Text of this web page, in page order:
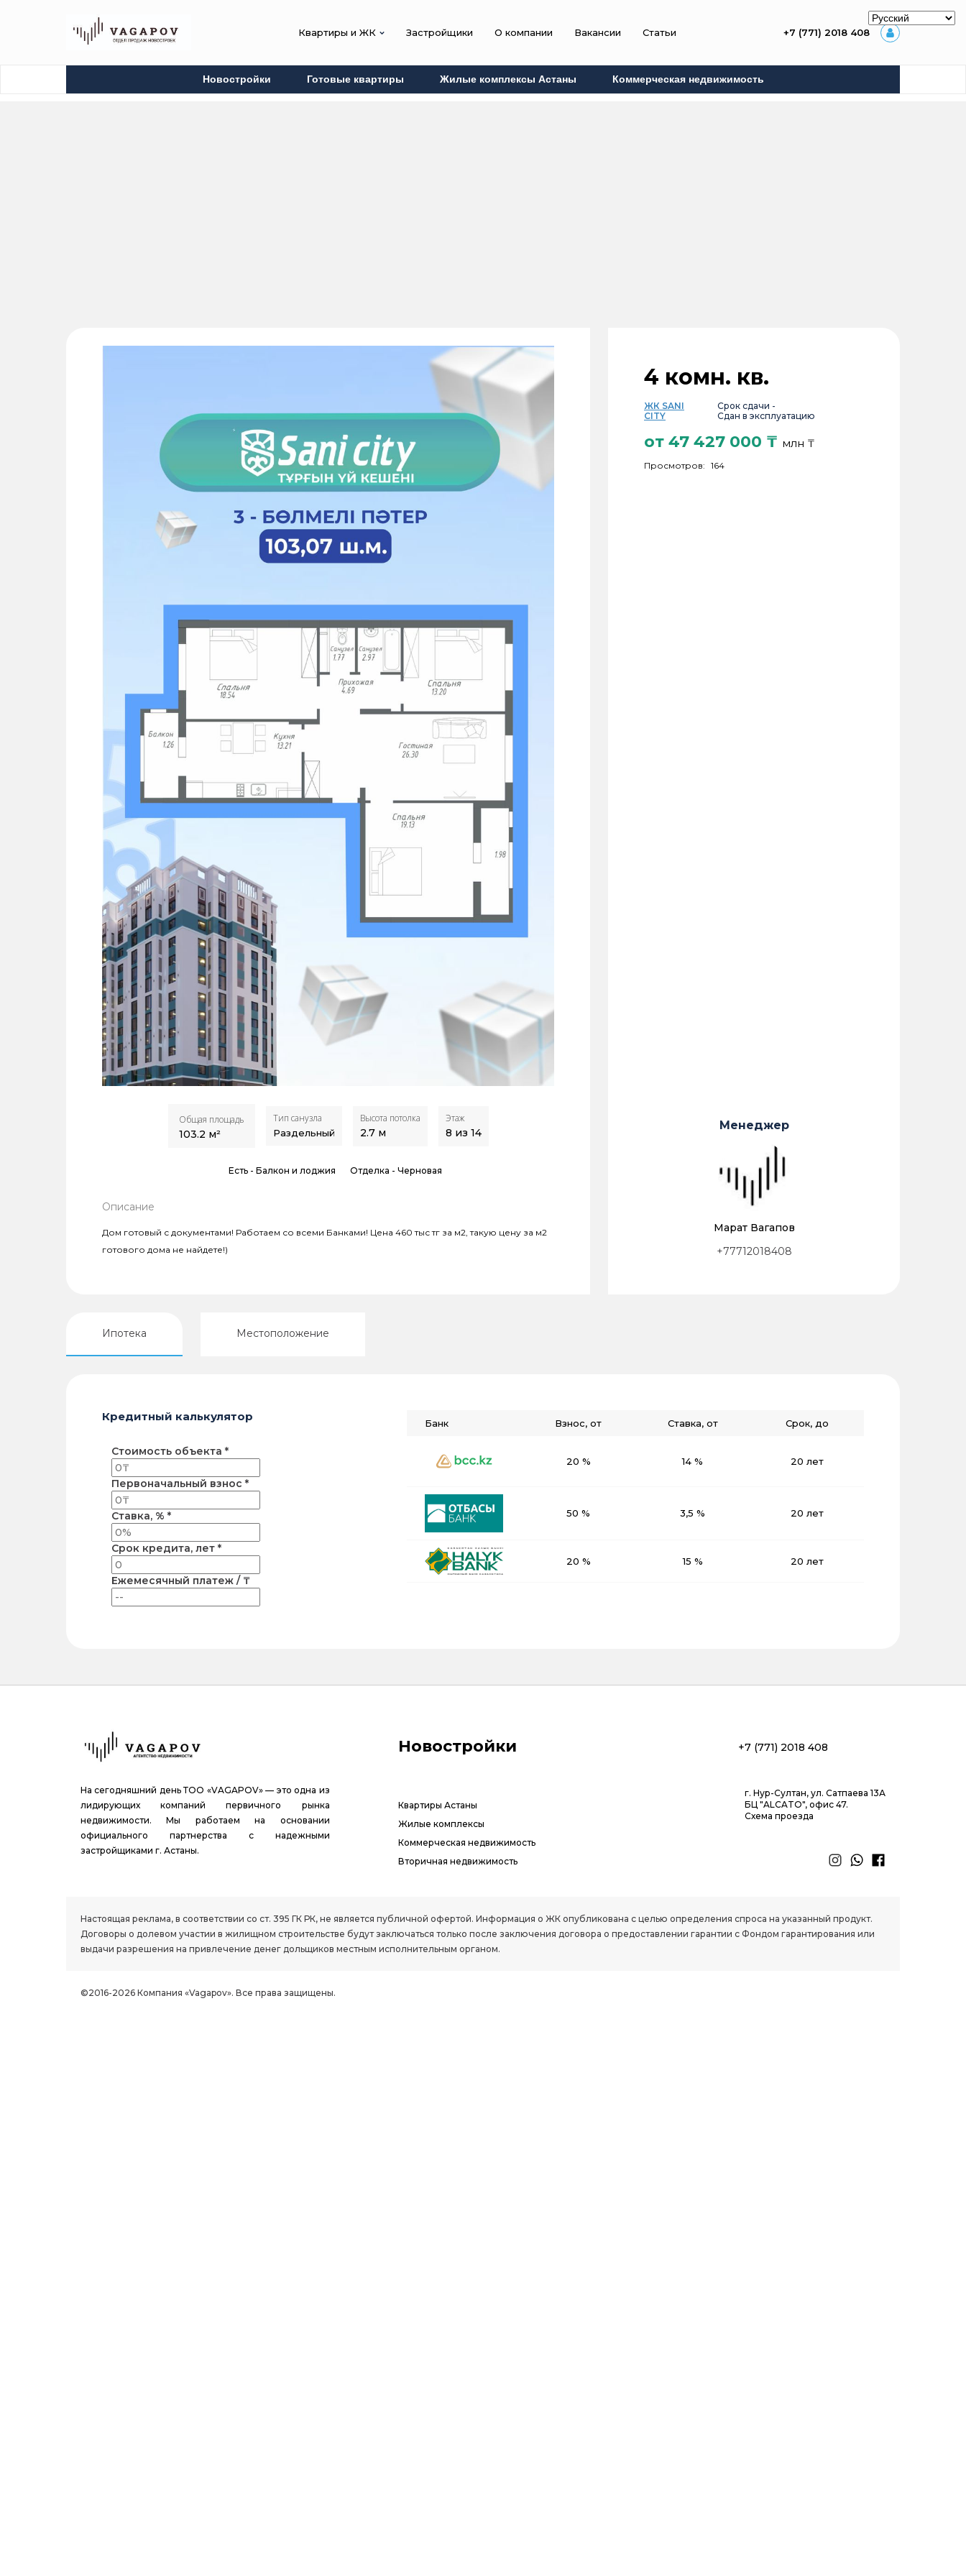
Квартиры и ЖК Застройщики О компании Вакансии Статьи +7 (771) 2018 408
Новостройки Готовые квартиры Жилые комплексы Астаны Коммерческая недвижимость
Общая площадь
103.2 м²
Тип санузла
Раздельный
Высота потолка
2.7м
Этаж
8 из 14
Есть - Балкон и лоджия Отделка - Черновая
Описание
Дом готовый с документами! Работаем со всеми Банками! Цена 460 тыс тг за м2, такую цену за м2
готового дома не найдете!)
4 комн. кв.
ЖК SANI
CITY
Срок сдачи -
Сдан в эксплуатацию
от 47 427 000 ₸ млн ₸
Просмотров: 164
Менеджер
Марат Вагапов
+77712018408
Ипотека Местоположение
Кредитный калькулятор
Стоимость объекта *
Первоначальный взнос *
Ставка, % *
Срок кредита, лет *
Ежемесячный платеж / ₸
Банк Взнос, от Ставка, от Срок, до
20 % 14 % 20 лет
50 % 3,5 % 20 лет
20 % 15 % 20 лет
На сегодняшний день ТОО «VAGAPOV» — это одна из
лидирующих компаний первичного рынка
недвижимости. Мы работаем на основании
официального партнерства с надежными
застройщиками г. Астаны.
Новостройки
Квартиры Астаны
Жилые комплексы
Коммерческая недвижимость
Вторичная недвижимость
+7 (771) 2018 408
г. Нур-Султан, ул. Сатпаева 13А
БЦ "ALCATO", офис 47.
Схема проезда
Настоящая реклама, в соответствии со ст. 395 ГК РК, не является публичной офертой. Информация о ЖК опубликована с целью определения спроса на указанный продукт.
Договоры о долевом участии в жилищном строительстве будут заключаться только после заключения договора о предоставлении гарантии с Фондом гарантирования или
выдачи разрешения на привлечение денег дольщиков местным исполнительным органом.
©2016-2026 Компания «Vagapov». Все права защищены.